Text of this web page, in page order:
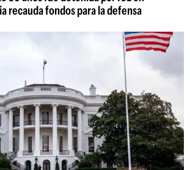
recauda fondos para la defensa